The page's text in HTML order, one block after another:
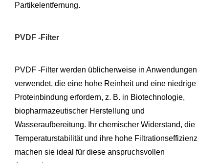
Partikelentfernung.
PVDF -Filter
PVDF -Filter werden üblicherweise in Anwendungen
verwendet, die eine hohe Reinheit und eine niedrige
Proteinbindung erfordern, z. B. in Biotechnologie,
biopharmazeutischer Herstellung und
Wasseraufbereitung. Ihr chemischer Widerstand, die
Temperaturstabilität und ihre hohe Filtrationseffizienz
machen sie ideal für diese anspruchsvollen